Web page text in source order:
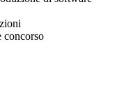
concorso